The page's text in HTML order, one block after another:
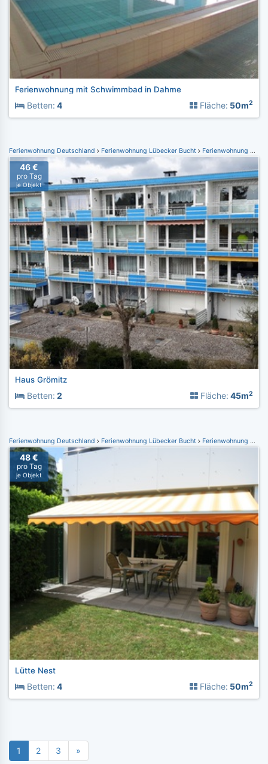
Ferienwohnung mit Schwimmbad in Dahme
Betten: 4 Fläche: 50m2
Ferienwohnung Deutschland Ferienwohnung Lübecker Bucht Ferienwohnung Grömitz
46 €
pro Tag
je Objekt
Haus Grömitz
Betten: 2 Fläche: 45m2
Ferienwohnung Deutschland Ferienwohnung Lübecker Bucht Ferienwohnung Grömitz
48 €
pro Tag
je Objekt
Lütte Nest
Betten: 4 Fläche: 50m2
1 2 3 »